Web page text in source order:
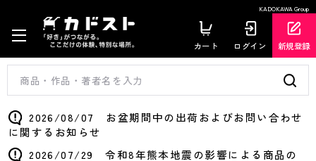
KADOKAWA Group
カート ログイン 新規登録
2026/08/07 お盆期間中の出荷およびお問い合わせ
に関するお知らせ
2026/07/29 令和8年熊本地震の影響による商品の